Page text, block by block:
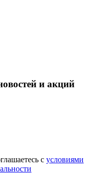
и акций
с условиями